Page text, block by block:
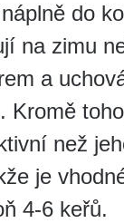
do
na zimu
a
Kromě
než
je
4-6 keřů.